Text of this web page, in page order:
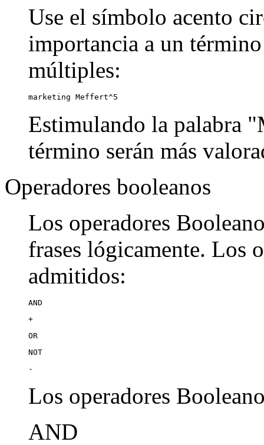
Use el símbolo acento
importancia a un
múltiples:
marketing Meffert^5
Estimulando la palabra
término serán más
Operadores booleanos
Los operadores
frases lógicamente. Los
admitidos:
AND
+
OR
NOT
-
Los operadores
AND